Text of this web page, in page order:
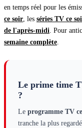
en temps réel pour les
ce soir les séries TV ce
de l'après-midi Pour
semaine complète
Le prime time
?
Le programme TV
tranche la plus